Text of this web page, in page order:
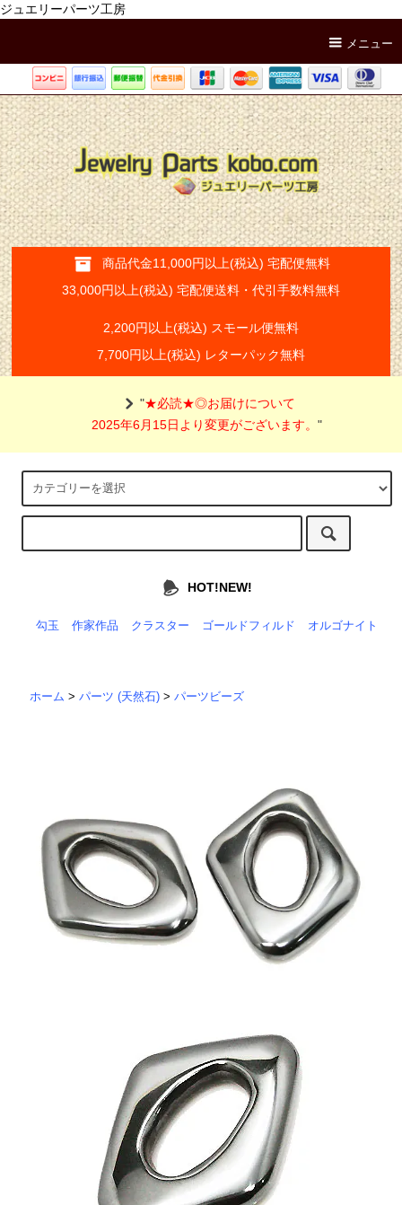
ジュエリーパーツ工房
メニュー
商品代金11,000円以上(税込) 宅配便無料
33,000円以上(税込) 宅配便送料・代引手数料無料
2,200円以上(税込) スモール便無料
7,700円以上(税込) レターパック無料
"★必読★◎お届けについて
2025年6月15日より変更がございます。"
HOT!NEW!
勾玉 作家作品 クラスター ゴールドフィルド オルゴナイト
ホーム >パーツ (天然石) >パーツビーズ